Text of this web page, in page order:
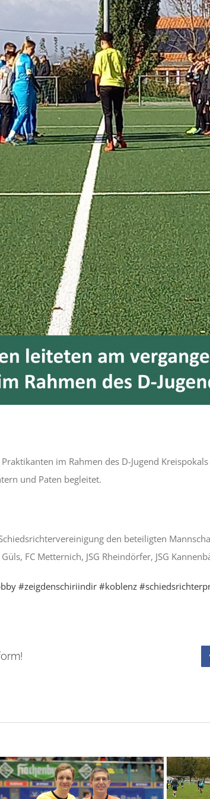
im Rahmen des D-Jugend
und Paten begleitet.
den beteiligten
FC Metternich, JSG Rheindörfer, JSG
#zeigdenschiriindir #koblenz